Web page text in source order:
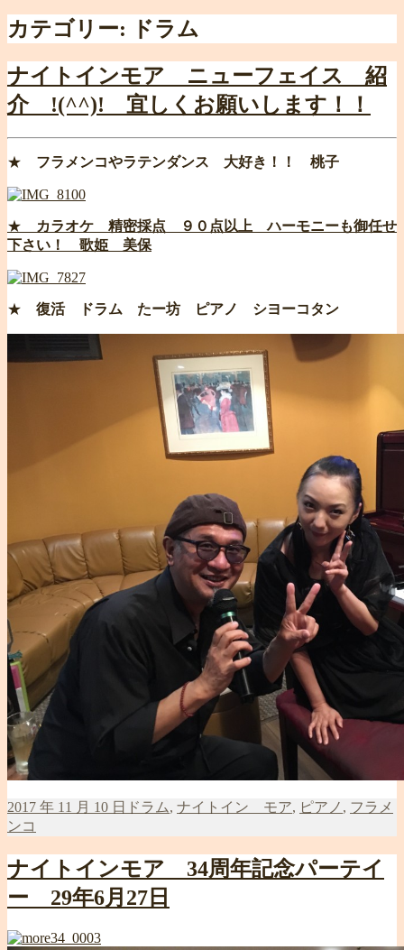
カテゴリー:
ドラム
ナイトインモア ニューフェイス 紹
介 !(^^)! 宜しくお願いします！！
★ フラメンコやラテンダンス 大好き！！ 桃子
★ カラオケ 精密採点 ９０点以上 ハーモニーも御任せ
下さい！ 歌姫 美保
★ 復活 ドラム たー坊 ピアノ シヨーコタン
投
稿
2017 年 11 月 10 日 カ
リ
ー
ドラム, ナイトイン モア, ピアノ , フラメ
ンコ
ナイトインモア 34周年記念パーテイ
ー 29年6月27日